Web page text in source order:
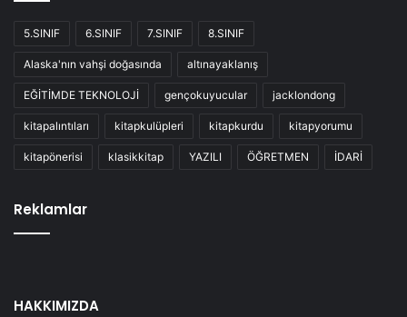
5.SINIF 6.SINIF 7.SINIF 8.SINIF
Alaska'nın vahşi doğasında altınayaklanış
EĞİTİMDE TEKNOLOJİ gençokuyucular jacklondong
kitapalıntıları kitapkulüpleri kitapkurdu kitapyorumu
kitapönerisi klasikkitap YAZILI ÖĞRETMEN İDARİ
Reklamlar
HAKKIMIZDA